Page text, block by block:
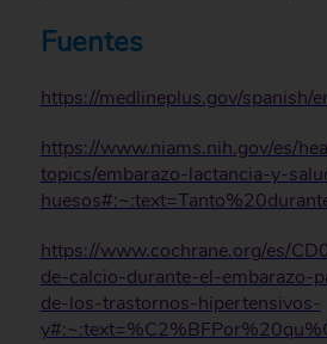
Fuentes
https://medlineplus.gov/spanish/
https://www.niams.nih.gov/es/
topics/embarazo-lactancia-y-
https://www.cochrane.org/es/
de-calcio-durante-el-embarazo-
de-los-trastornos-hipertensivos-